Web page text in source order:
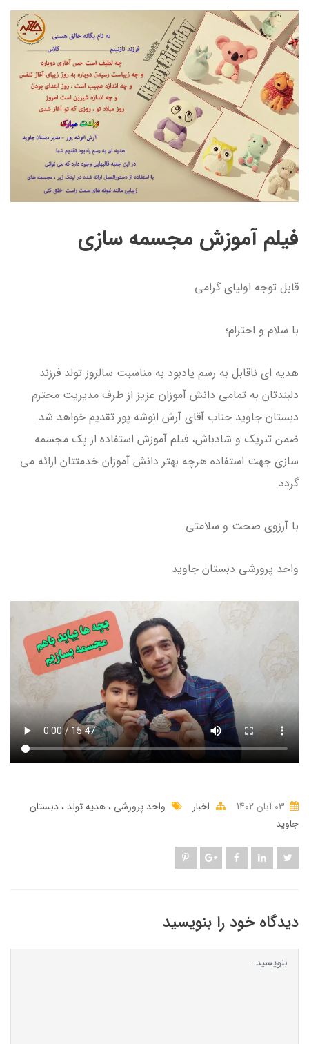
فیلم آموزش مجسمه سازی
قابل توجه اولیای گرامی
با سلام و احترام؛
هدیه ای ناقابل به رسم یادبود به مناسبت سالروز تولد فرزند
دلبندتان به تمامی دانش آموزان عزیز از طرف مدیریت محترم
دبستان جاوید جناب آقای آرش انوشه پور تقدیم خواهد شد.
ضمن تبریک و شادباش، فیلم آموزش استفاده از پک مجسمه
سازی جهت استفاده هرچه بهتر دانش آموزان خدمتتان ارائه می
گردد.
با آرزوی صحت و سلامتی
واحد پرورشی دبستان جاوید
اخبار واحد پرورشی هدیه تولد دبستان
جاوید
دیدگاه خود را بنویسید